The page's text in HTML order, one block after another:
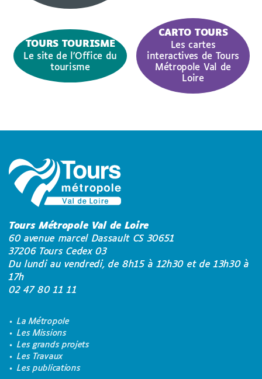
TOURS TOURISME
Le site de l'Office du
tourisme
CARTO TOURS
Les cartes
interactives de Tours
Métropole Val de
Loire
Tours Métropole Val de Loire
60 avenue marcel Dassault CS 30651
37206 Tours Cedex 03
Du lundi au vendredi, de 8h15 à 12h30 et de 13h30 à
17h
02 47 80 11 11
La Métropole
Les Missions
Les grands projets
Les Travaux
Les publications